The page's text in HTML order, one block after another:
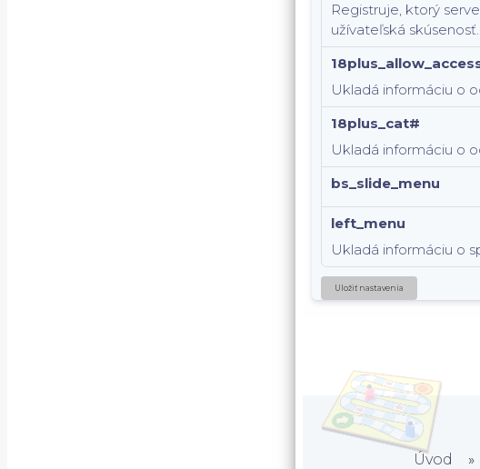
Registruje, ktorý
užívateľská skúsenosť.
Ukladá informáciu o
18plus_cat#
Ukladá informáciu o
bs_slide_menu
left_menu
Ukladá informáciu o
Uložiť nastavenia
Úvod »